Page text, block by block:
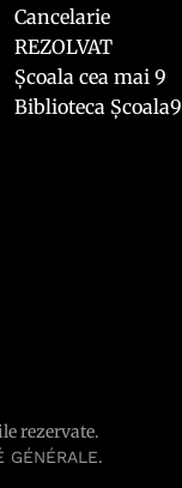
Cancelarie
REZOLVAT
Școala cea mai 9
Biblioteca Școala9
rezervate.
GÉNÉRALE.